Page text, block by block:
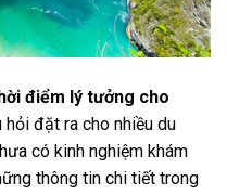
điểm lý tưởng cho
hỏi đặt ra cho nhiều du
có kinh nghiệm khám
thông tin chi tiết trong